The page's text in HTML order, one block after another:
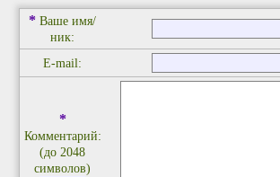
* Ваше имя/
ник:
E-mail:
*
Комментарий:
(до 2048
символов)